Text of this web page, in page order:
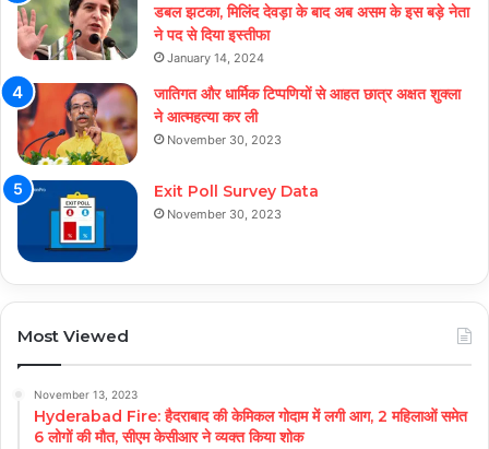
डबल झटका, मिलिंद देवड़ा के बाद अब असम के इस बड़े नेता
ने पद से दिया इस्तीफा
January 14, 2024
जातिगत और धार्मिक टिप्पणियों से आहत छात्र अक्षत शुक्ला
ने आत्महत्या कर ली
November 30, 2023
Exit Poll Survey Data
November 30, 2023
Most Viewed
November 13, 2023
Hyderabad Fire: हैदराबाद की केमिकल गोदाम में लगी आग, 2 महिलाओं समेत
6 लोगों की मौत, सीएम केसीआर ने व्यक्त किया शोक